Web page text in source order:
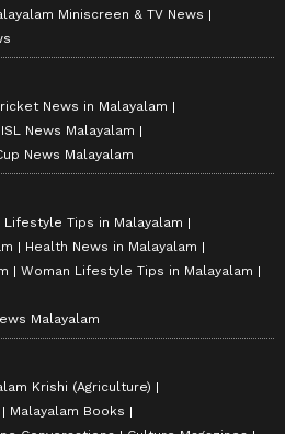
Miniscreen & TV News
News in Malayalam
ISL News Malayalam
News Malayalam
Lifestyle Tips in Malayalam
Health News in Malayalam
Woman Lifestyle Tips in Malayalam
Malayalam
Krishi (Agriculture)
Malayalam Books